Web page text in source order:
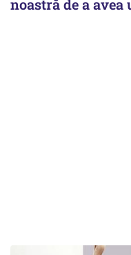
noastră de a avea